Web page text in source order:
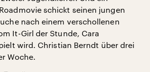
schickt seinen jungen
nach einem verschollenen
It-Girl der Stunde, Cara
wird. Christian Berndt über drei
Woche.